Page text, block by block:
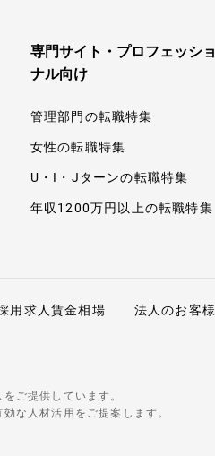
専門サイト・プロフェッショ
ナル向け
管理部門の転職特集
女性の転職特集
U・I・Jターンの転職特集
年収1200万円以上の転職特集
用求人賃金相場 法人のお客様
ご提供しています。
な人材活用をご提案します。